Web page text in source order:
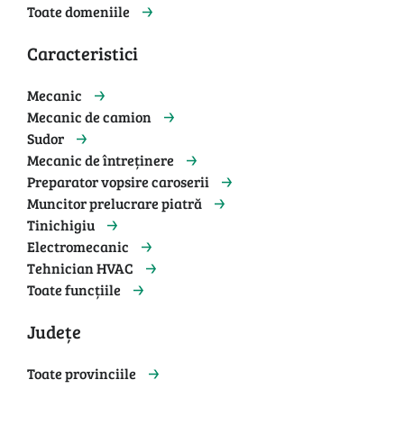
Toate domeniile
Caracteristici
Mecanic
Mecanic de camion
Sudor
Mecanic de întreținere
Preparator vopsire caroserii
Muncitor prelucrare piatră
Tinichigiu
Electromecanic
Tehnician HVAC
Toate funcțiile
Județe
Toate provinciile